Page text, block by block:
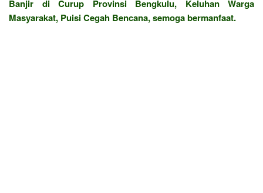
Banjir di Curup Provinsi Bengkulu, Keluhan Warga
Masyarakat, Puisi Cegah Bencana, semoga bermanfaat.